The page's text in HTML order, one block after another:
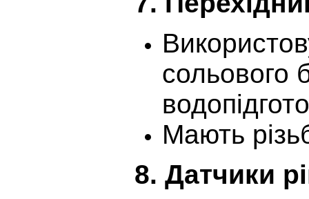
сольового
Мають
8. Датчики